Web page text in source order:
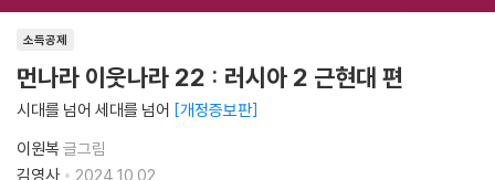
소득공제
먼나라 이웃나라 22 : 러시아 2 근현대 편
시대를 넘어 세대를 넘어 개정증보판
이원복 글그림
김영사
2024.10.02.